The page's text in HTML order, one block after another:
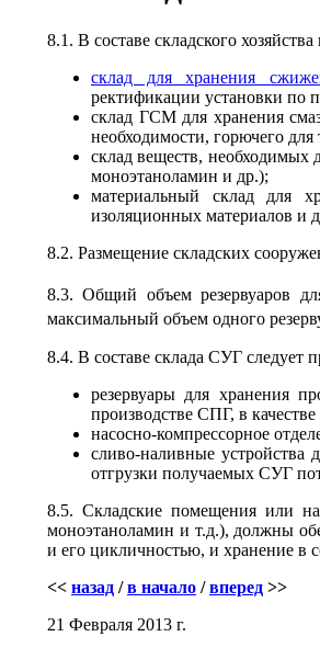
8.1. В составе складского
склад для хранения
ректификации установки по
склад ГСМ для хранения
необходимости, горючего
склад веществ, необходимых
моноэтаноламин и др.);
материальный склад для
изоляционных материалов и
8.2. Размещение складских
8.3. Общий объем резервуаров
максимальный объем одного
8.4. В составе склада СУГ следует
резервуары для хранения
производстве СПГ, в
насосно-компрессорное
сливо-наливные устройства
отгрузки получаемых СУГ
8.5. Складские помещения или
моноэтаноламин и т.д.), должны
и его цикличностью, и хранение в
<< назад /в начало /вперед >>
21 Февраля 2013 г.